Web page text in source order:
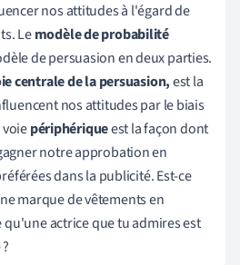
nos attitudes à l'égard de
Lemodèle de probabilité
de persuasion en deux parties.
centrale de la persuasion,est la
nos attitudes par le biais
périphériqueest la façon dont
notre approbation en
dans la publicité. Est-ce
marque de vêtements en
qu'une actrice que tu admires est